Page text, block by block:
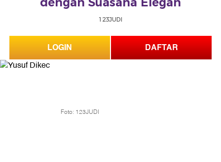
123JUDI
LOGIN DAFTAR
Foto: 123JUDI